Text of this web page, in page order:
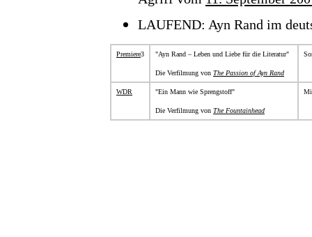
LAUFEND: Ayn Rand im
Premiere3 "Ayn Rand – Leben und Liebe für die Literatur"
Die Verfilmung von The Passion of Ayn Rand
WDR "Ein Mann wie Sprengstoff"
Die Verfilmung von The Fountainhead